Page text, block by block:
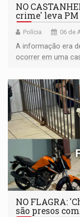
NO
crime' leva
Polícia 06 de
A informação era
ocorrer em uma
NO FLAGRA:
são presos